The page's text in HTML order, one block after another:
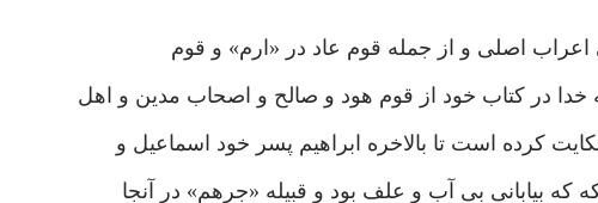
اعراب اصلی و از جمله قوم عاد در «ارم» و قوم
خدا در کتاب خود از قوم هود و صالح و اصحاب مدین و اهل
کرده است تا بالاخره ابراهیم پسر خود اسماعیل و
که بیابانی بی آب و علف بود و قبیله «جرهم» در آنجا